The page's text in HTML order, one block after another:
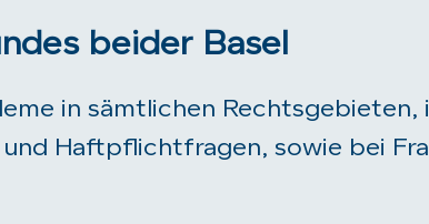
beider Basel
in sämtlichen
Haftpflichtfragen, sowie bei